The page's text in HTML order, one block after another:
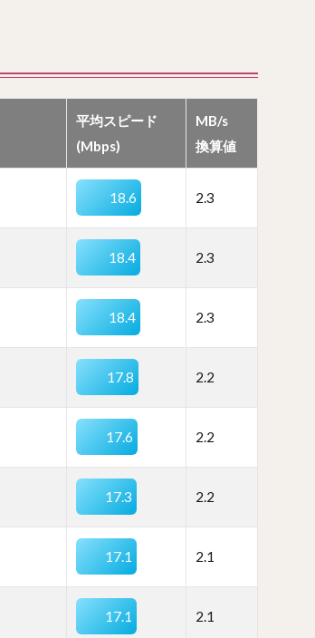
平均スピード
(Mbps)
MB/s
換算値
18.6 2.3
18.4 2.3
18.4 2.3
17.8 2.2
17.6 2.2
17.3 2.2
17.1 2.1
17.1 2.1